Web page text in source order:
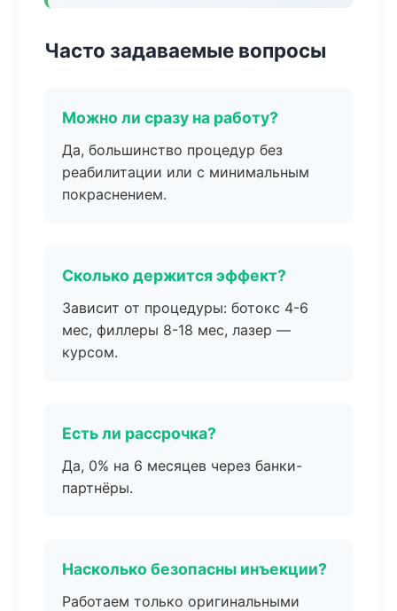
Часто задаваемые вопросы
Можно ли сразу на работу?
Да, большинство процедур без
реабилитации или с минимальным
покраснением.
Сколько держится эффект?
Зависит от процедуры: ботокс 4-6
мес, филлеры 8-18 мес, лазер —
курсом.
Есть ли рассрочка?
Да, 0% на 6 месяцев через банки-
партнёры.
Насколько безопасны инъекции?
Работаем только оригинальными